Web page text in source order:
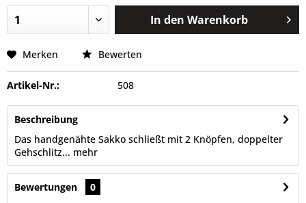
In den Warenkorb
Merken Bewerten
Artikel-Nr.: 508
Beschreibung
Das handgenähte Sakko schließt mit 2 Knöpfen, doppelter
Gehschlitz... mehr
Bewertungen
0